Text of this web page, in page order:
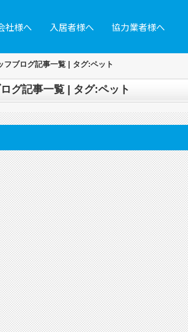
社様へ 入居者様へ 協力業者様へ
フブログ記事一覧 | タグ:ペット
グ記事一覧 | タグ:ペット